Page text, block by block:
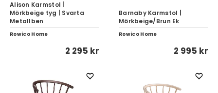
Alison Karmstol |
Mörkbeige tyg | Svarta
Metallben
Rowico Home
2 295 kr
Barnaby Karmstol |
Mörkbeige/Brun Ek
Rowico Home
2 995 kr